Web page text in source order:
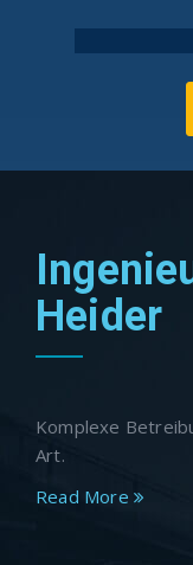
Heider
Komplexe
Art.
Read More